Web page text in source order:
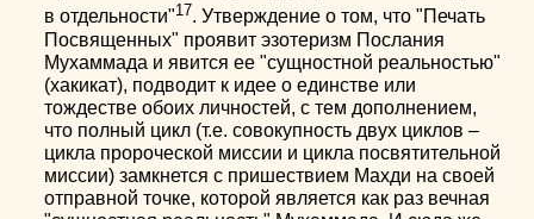
в отдельности"17. Утверждение о том, что "Печать
Посвященных" проявит эзотеризм Послания
Мухаммада и явится ее "сущностной реальностью"
(хакикат), подводит к идее о единстве или
тождестве обоих личностей, с тем дополнением,
что полный цикл (т.е. совокупность двух циклов –
цикла пророческой миссии и цикла посвятительной
миссии) замкнется с пришествием Махди на своей
отправной точке, которой является как раз вечная